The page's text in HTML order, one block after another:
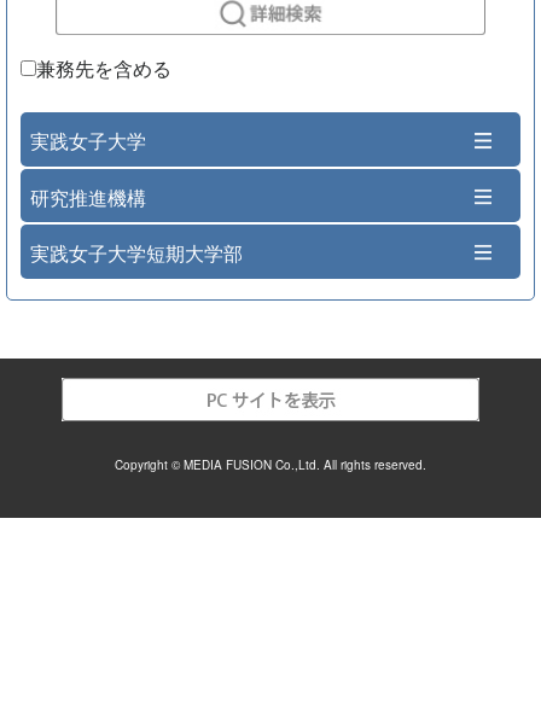
兼務先を含める
実践女子大学
研究推進機構
実践女子大学短期大学部
Copyright © MEDIA FUSION Co.,Ltd. All rights reserved.